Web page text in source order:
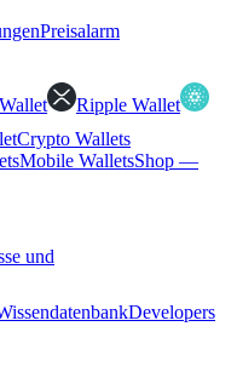
Preisalarm
Ripple Wallet
Crypto Wallets
Mobile WalletsShop —
und
Developers